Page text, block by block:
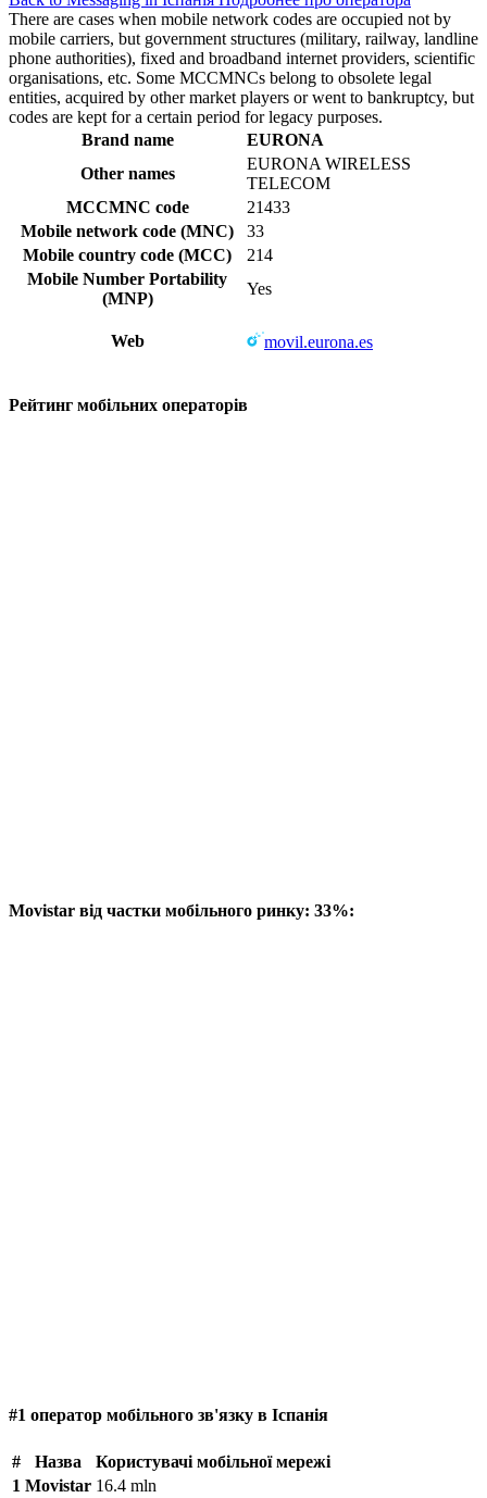
There are cases when mobile network codes are occupied not by
mobile carriers, but government structures (military, railway, landline
phone authorities), fixed and broadband internet providers, scientific
organisations, etc. Some MCCMNCs belong to obsolete legal
entities, acquired by other market players or went to bankruptcy, but
codes are kept for a certain period for legacy purposes.
Brand name
EURONA
Other names
EURONA WIRELESS
TELECOM
MCCMNC code
21433
Mobile network code (MNC)
33
Mobile country code (MCC)
214
Mobile Number Portability
(MNP)
Yes
Web movil.eurona.es
Рейтинг мобільних операторів
Movistar від частки мобільного ринку: 33%:
#1 оператор мобільного зв'язку в Іспанія
# Назва
Користувачі мобільної мережі
1 Movistar 16.4 mln